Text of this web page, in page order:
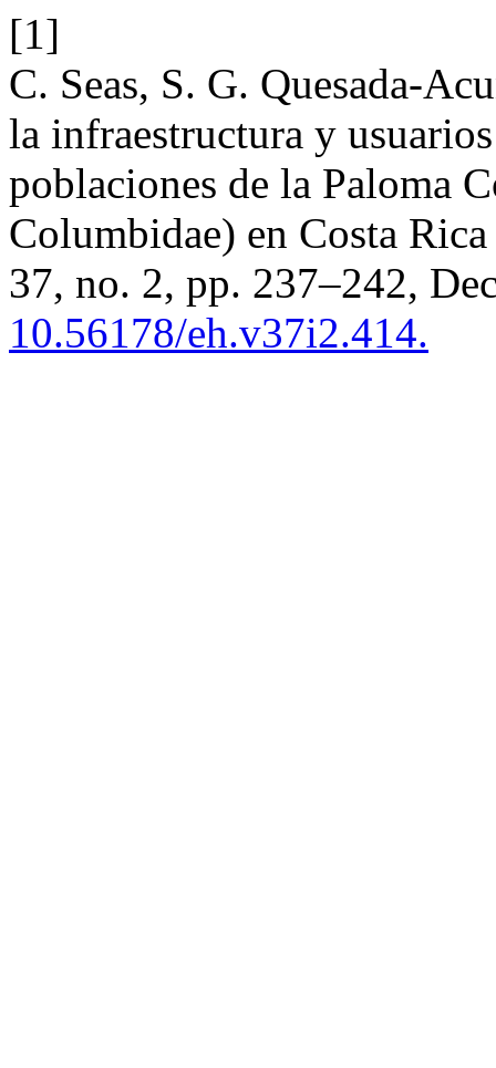
[1]
C. Seas, S. G. Quesada-
la infraestructura y
poblaciones de la Paloma
Columbidae) en Costa
37, no. 2, pp. 237–242,
10.56178/eh.v37i2.414.